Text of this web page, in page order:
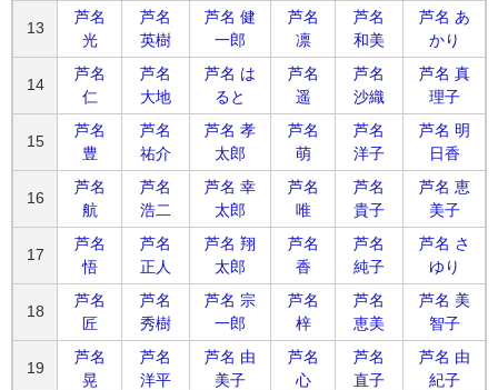
13
芦名
光
芦名
英樹
芦名 健
一郎
芦名
凛
芦名
和美
芦名 あ
かり
14
芦名
仁
芦名
大地
芦名 は
ると
芦名
遥
芦名
沙織
芦名 真
理子
15
芦名
豊
芦名
祐介
芦名 孝
太郎
芦名
萌
芦名
洋子
芦名 明
日香
16
芦名
航
芦名
浩二
芦名 幸
太郎
芦名
唯
芦名
貴子
芦名 恵
美子
17
芦名
悟
芦名
正人
芦名 翔
太郎
芦名
香
芦名
純子
芦名 さ
ゆり
18
芦名
匠
芦名
秀樹
芦名 宗
一郎
芦名
梓
芦名
恵美
芦名 美
智子
19
芦名
晃
芦名
洋平
芦名 由
美子
芦名
心
芦名
直子
芦名 由
紀子